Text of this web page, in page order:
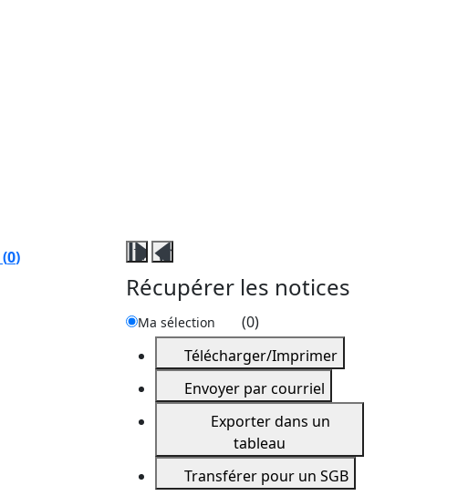
(0)
Fermer
ce
volet
récupérer
les
notices
Ouvrir
volet
récupérer
les
notices
Récupérer les notices
Ma sélection (0)
Télécharger/Imprimer
Envoyer par courriel
Exporter dans un
tableau
Transférer pour un SGB